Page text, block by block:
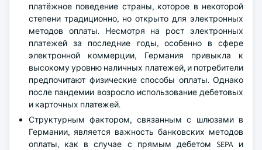
платёжное поведение страны, которое в некоторой
степени традиционно, но открыто для электронных
методов оплаты. Несмотря на рост электронных
платежей за последние годы, особенно в сфере
электронной коммерции, Германия привыкла к
высокому уровню наличных платежей, и потребители
предпочитают физические способы оплаты. Однако
после пандемии возросло использование дебетовых
и карточных платежей.
Структурным фактором, связанным с шлюзами в
Германии, является важность банковских методов
оплаты, как в случае с прямым дебетом SEPA и